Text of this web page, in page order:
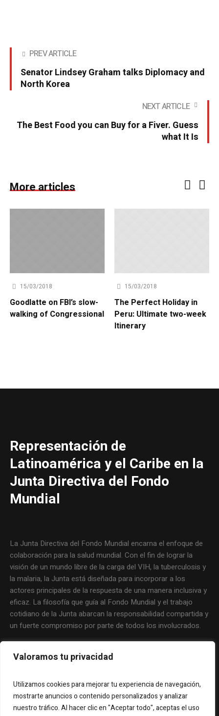
Valoramos tu privacidad
Utilizamos cookies para mejorar tu experiencia de navegación,
mostrarte anuncios o contenido personalizados y analizar
nuestro tráfico. Al hacer clic en "Aceptar todo", aceptas el uso
PREV ARTICLE
Senator Lindsey Graham talks Diplomacy and
North Korea
NEXT ARTICLE
The Best Food you can Buy for a Fiver. Guess
what It Is
More articles
15/03/2018
Goodlatte on FBI’s slow-
walking of Congressional
15/03/2018
The Perfect Holiday in
Peru: Ultimate two-week
Itinerary
Representación de
Latinoamérica y el Caribe en la
Junta Directiva del Fondo
Mundial
La Junta Directiva del Fondo Mundial encarna el enfoque de
colaboración para la salud mundial. Con el fin de lograr la
visión de un mundo libre de la carga del VIH, la tuberculosis y
la malaria, la Junta está diseñada para incorporar a los
actores principales de la respuesta de una manera inclusiva y
eficaz. La filosofía que guía al Fondo Mundial y el trabajo
cotidiano de la Junta abarcan la responsabilidad compartida y
un fuerte compromiso por parte de todos los involucrados.